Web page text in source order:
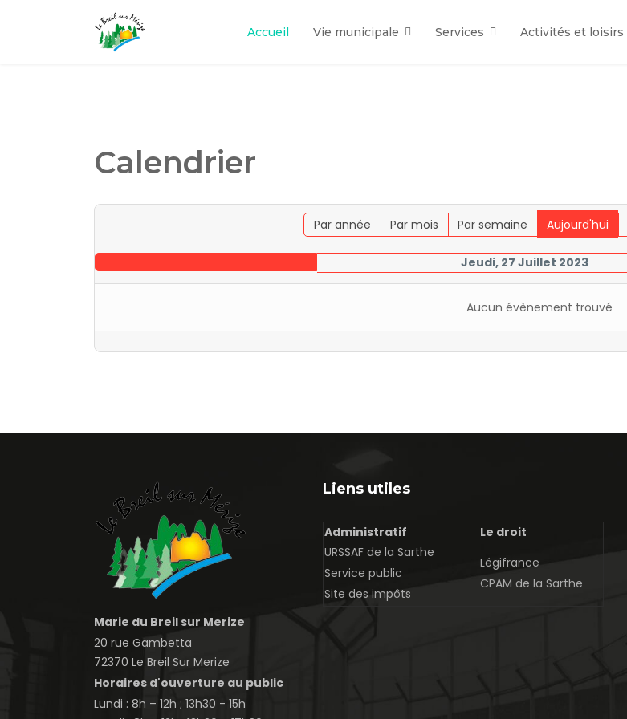
Accueil Vie municipale Services Activités et loisirs
Calendrier
Par année Par mois Par semaine Aujourd'hui
Jeudi, 27 Juillet 2023
Aucun évènement trouvé
Marie du Breil sur Merize
20 rue Gambetta
72370 Le Breil Sur Merize
Horaires d'ouverture au public
Lundi : 8h – 12h ; 13h30 - 15h
Liens utiles
Administratif
Le droit
URSSAF de la Sarthe
Service public
Site des impôts
Légifrance
CPAM de la Sarthe